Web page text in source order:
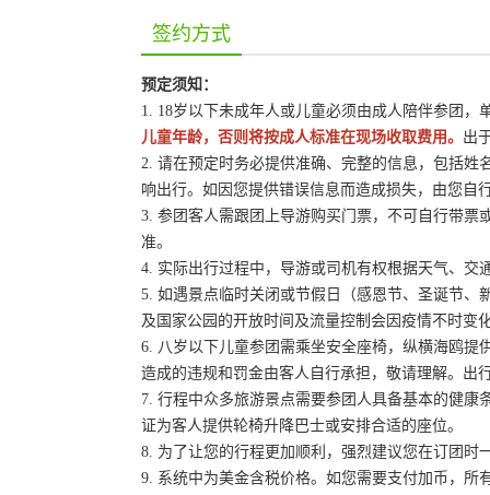
签约方式
预定须知：
1. 18岁以下未成年人或儿童必须由成人陪伴参团
儿童年龄，否则将按成人标准在现场收取费用。 出
2. 请在预定时务必提供准确、完整的信息，包括
响出行。如因您提供错误信息而造成损失，由您自
3. 参团客人需跟团上导游购买门票，不可自行带票
准。
4. 实际出行过程中，导游或司机有权根据天气、
5. 如遇景点临时关闭或节假日（感恩节、圣诞节
及国家公园的开放时间及流量控制会因疫情不时变
6. 八岁以下儿童参团需乘坐安全座椅，纵横海鸥提
造成的违规和罚金由客人自行承担，敬请理解。出
7. 行程中众多旅游景点需要参团人具备基本的健
证为客人提供轮椅升降巴士或安排合适的座位。
8. 为了让您的行程更加顺利，强烈建议您在订团时
9. 系统中为美金含税价格。如您需要支付加币，所